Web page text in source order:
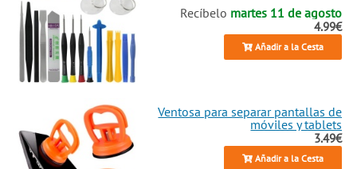
Recíbelo martes 11 de agosto
4.99€
Añadir a la Cesta
Ventosa para separar pantallas de
móviles y tablets
3.49€
Añadir a la Cesta